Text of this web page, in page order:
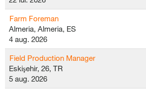
Farm Foreman
Almeria, Almeria, ES
4 aug. 2026
Field Production Manager
Eskişehir, 26, TR
5 aug. 2026